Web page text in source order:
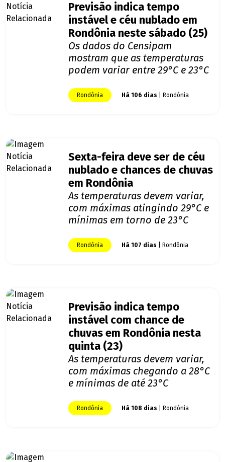
Previsão indica tempo
instável e céu nublado em
Rondônia neste sábado (25)
Os dados do Censipam
mostram que as temperaturas
podem variar entre 29°C e 23°C
Rondônia Há 106 dias | Rondônia
Sexta-feira deve ser de céu
nublado e chances de chuvas
em Rondônia
As temperaturas devem variar,
com máximas atingindo 29°C e
mínimas em torno de 23°C
Rondônia Há 107 dias | Rondônia
Previsão indica tempo
instável com chance de
chuvas em Rondônia nesta
quinta (23)
As temperaturas devem variar,
com máximas chegando a 28°C
e mínimas de até 23°C
Rondônia Há 108 dias | Rondônia